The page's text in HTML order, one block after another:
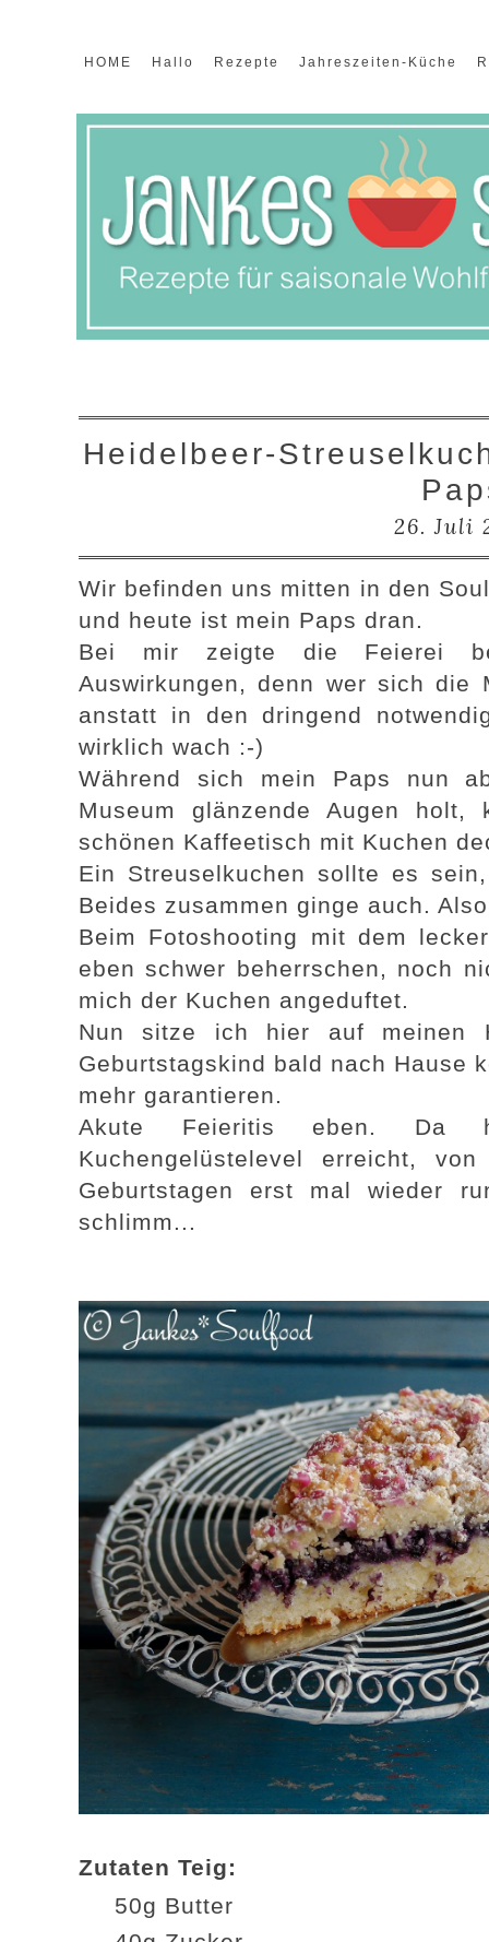
HOME Hallo Rezepte Jahreszeiten-Küche
Heidelbeer-
26. Juli
Wir befinden uns mitten in den
und heute ist mein Paps dran.
Bei mir zeigte die Feierei
Auswirkungen, denn wer sich
anstatt in den dringend
wirklich wach :-)
Während sich mein Paps nun
Museum glänzende Augen
schönen Kaffeetisch mit Kuchen
Ein Streuselkuchen sollte es
Beides zusammen ginge auch.
Beim Fotoshooting mit dem
eben schwer beherrschen, noch
mich der Kuchen angeduftet.
Nun sitze ich hier auf meinen
Geburtstagskind bald nach Hause
mehr garantieren.
Akute Feieritis eben. Da
Kuchengelüstelevel erreicht,
Geburtstagen erst mal wieder
schlimm...
Zutaten Teig:
50g Butter